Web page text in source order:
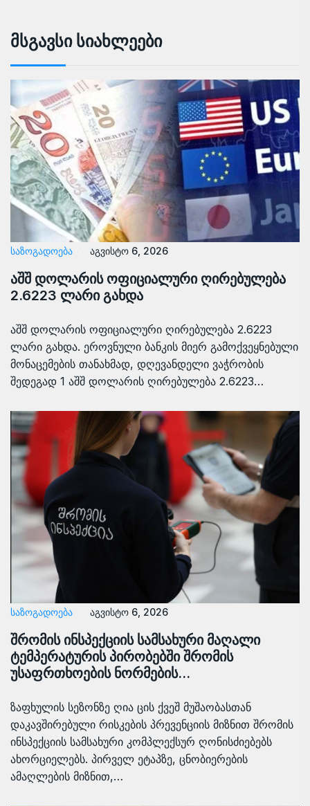
Მსგავსი Სიახლეები
ᲡᲐᲖᲝᲒᲐᲓᲝᲔᲑᲐ აგვისტო 6, 2026
აშშ დოლარის ოფიციალური ღირებულება
2.6223 ლარი გახდა
აშშ დოლარის ოფიციალური ღირებულება 2.6223
ლარი გახდა. ეროვნული ბანკის მიერ გამოქვეყნებული
მონაცემების თანახმად, დღევანდელი ვაჭრობის
შედეგად 1 აშშ დოლარის ღირებულება 2.6223…
ᲡᲐᲖᲝᲒᲐᲓᲝᲔᲑᲐ აგვისტო 6, 2026
შრომის ინსპექციის სამსახური მაღალი
ტემპერატურის პირობებში შრომის
უსაფრთხოების ნორმების…
ზაფხულის სეზონზე ღია ცის ქვეშ მუშაობასთან
დაკავშირებული რისკების პრევენციის მიზნით შრომის
ინსპექციის სამსახური კომპლექსურ ღონისძიებებს
ახორციელებს. პირველ ეტაპზე, ცნობიერების
ამაღლების მიზნით,…